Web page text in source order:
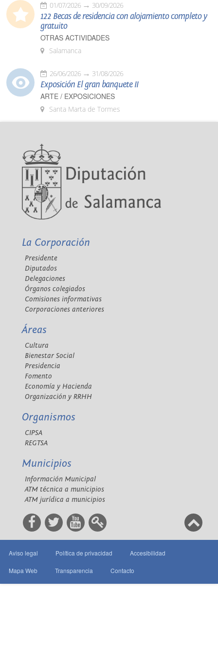
01/07/2026 30/09/2026
122 Becas de residencia con alojamiento completo y
gratuito
OTRAS ACTIVIDADES
Salamanca
26/06/2026 31/08/2026
Exposición El gran banquete II
ARTE / EXPOSICIONES
Santa Marta de Tormes
La Corporación
Presidente
Diputados
Delegaciones
Órganos colegiados
Comisiones informativas
Corporaciones anteriores
Áreas
Cultura
Bienestar Social
Presidencia
Fomento
Economía y Hacienda
Organización y RRHH
Organismos
CIPSA
REGTSA
Municipios
Información Municipal
ATM técnica a municipios
ATM jurídica a municipios
Aviso legal Política de privacidad Accesibilidad
Mapa Web Transparencia Contacto